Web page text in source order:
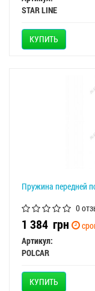
STAR LINE
КУПИТЬ
Пружина передней
0
1 384 грн
Артикул:
POLCAR
КУПИТЬ